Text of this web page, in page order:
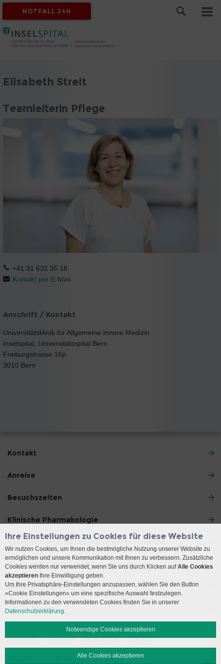
NOTFALL 24H
Elisabeth Streit
Teamleiterin Pflege
+41 31 632 35 18
Kontakt per E-Mail
Anschrift / Kontakt
Universitätsklinik für Allgemeine Innere Medizin
Inselspital, Universitätsspital Bern
Freiburgstrasse 16p
3010 Bern
Kontakt
Anreise
Besuchszeiten
Klinische Pharmakologie
Patientinnen / Patienten und Besuchende
Ärztinnen / Ärzte und Zuweisende
Lehre und Forschung
Social Media
Impressum Disclaimer Datenschutz Sitemap
Ihre Einstellungen zu Cookies für diese Website
Wir nutzen Cookies, um Ihnen die bestmögliche Nutzung unserer Website zu
ermöglichen und unsere Kommunikation mit Ihnen zu verbessern. Zusätzliche
Cookies werden nur verwendet, wenn Sie uns durch Klicken aufAlle Cookies
akzeptieren Ihre Einwilligung geben.
Um Ihre Privatsphäre-Einstellungen anzupassen, wählen Sie den Button
«Cookie Einstellungen» um eine spezifische Auswahl festzulegen.
Informationen zu den verwendeten Cookies finden Sie in unserer
Datenschutzerklärung.
Notwendige Cookies akzeptieren
Alle Cookies akzeptieren